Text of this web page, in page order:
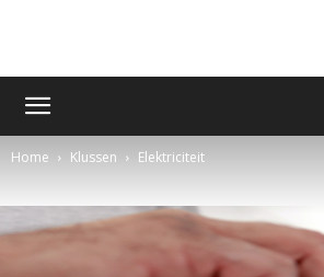
Home Klussen Elektriciteit